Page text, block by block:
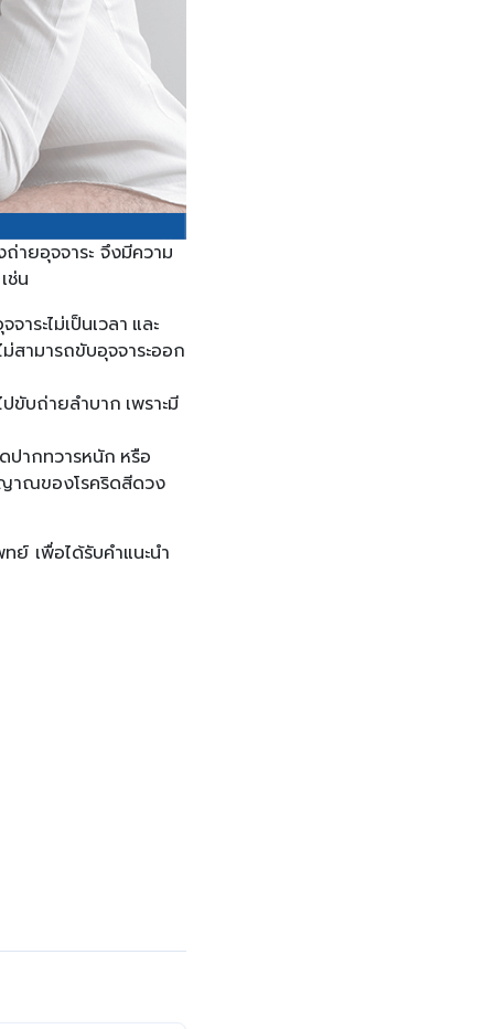
ายอุจจาระ จึงมีความ
ช่น
าระไม่เป็นเวลา และ
ม่สามารถขับอุจจาระออก
ขับถ่ายลำบาก เพราะมี
ปากทวารหนัก หรือ
ญาณของโรคริดสีดวง
เพื่อได้รับคำแนะนำ